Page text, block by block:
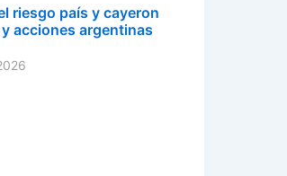
riesgo país y cayeron
acciones argentinas